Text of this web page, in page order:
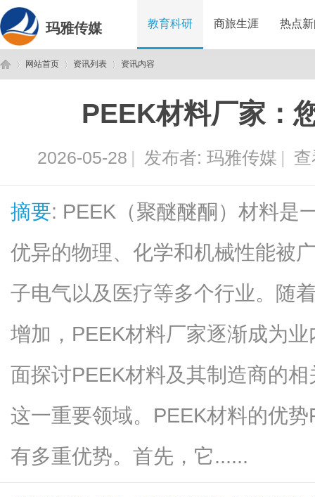
玛雅传媒 教育科研 商旅生涯 热点
网站首页 资讯列表
›
资讯内容
PEEK材料厂家：
2026-05-28 | 发布者: 玛雅传媒 |
摘要: PEEK（聚醚醚酮）材料是
优异的物理、化学和机械性能被
子电气以及医疗等多个行业。随
增加，PEEK材料厂家逐渐成为
面探讨PEEK材料及其制造商的
这一重要领域。PEEK材料的优
有多重优势。首先，它......